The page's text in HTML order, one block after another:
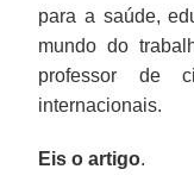
para a saúde,
mundo do
professor de
internacionais.
Eis o artigo.